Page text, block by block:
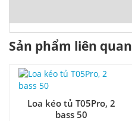
Sản phẩm liên quan
Loa kéo tủ T05Pro, 2
bass 50